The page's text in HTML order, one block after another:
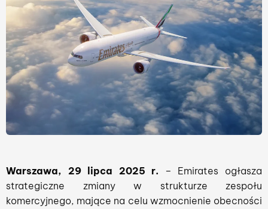
Warszawa, 29 lipca 2025 r. – Emirates ogłasza
strategiczne zmiany w strukturze zespołu
komercyjnego, mające na celu wzmocnienie obecności